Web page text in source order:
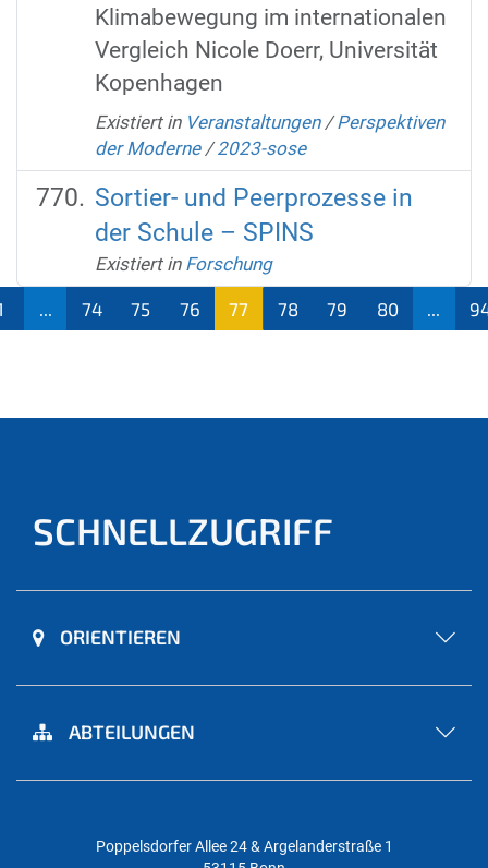
Klimabewegung im internationalen
Vergleich Nicole Doerr, Universität
Kopenhagen
Existiert in Veranstaltungen /Perspektiven
der Moderne /2023-sose
Sortier- und Peerprozesse in
der Schule – SPINS
Existiert in Forschung
74 75 76
77
78 79 80
SCHNELLZUGRIFF
ORIENTIEREN
ABTEILUNGEN
Poppelsdorfer Allee 24 & Argelanderstraße 1